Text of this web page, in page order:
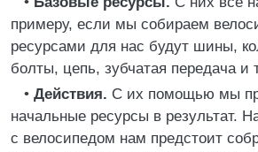
примеру, если мы собираем
ресурсами для нас будут шины,
болты, цепь, зубчатая передача и
• Действия. С их помощью мы
начальные ресурсы в результат.
с велосипедом нам предстоит